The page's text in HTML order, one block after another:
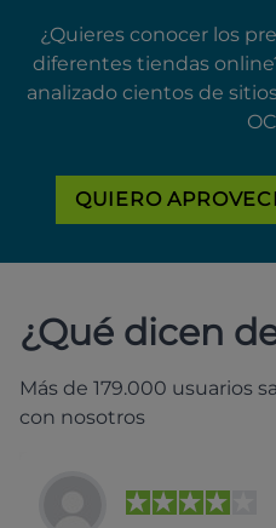
¿Quieres conocer los
diferentes tiendas
analizado cientos de
QUIERO
¿Qué dicen
Más de 179.000 usuarios
con nosotros